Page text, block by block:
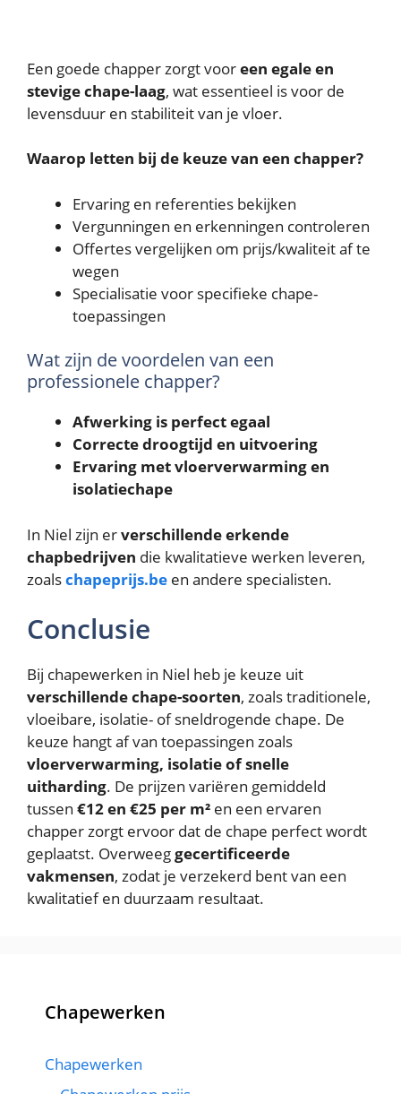
Een goede chapper zorgt vooreen egale en
stevige chape-laag, wat essentieel is voor de
levensduur en stabiliteit van je vloer.
Waarop letten bij de keuze van een chapper?
Ervaring en referenties bekijken
Vergunningen en erkenningen controleren
Offertes vergelijken om prijs/kwaliteit af te
wegen
Specialisatie voor specifieke chape-
toepassingen
Wat zijn de voordelen van een
professionele chapper?
Afwerking is perfect egaal
Correcte droogtijd en uitvoering
Ervaring met vloerverwarming en
isolatiechape
In Niel zijn erverschillende erkende
chapbedrijven die kwalitatieve werken leveren,
zoalschapeprijs.be en andere specialisten.
Conclusie
Bij chapewerken in Niel heb je keuze uit
verschillende chape-soorten, zoals traditionele,
vloeibare, isolatie- of sneldrogende chape. De
keuze hangt af van toepassingen zoals
vloerverwarming, isolatie of snelle
uitharding. De prijzen variëren gemiddeld
tussen €12 en €25 per m² en een ervaren
chapper zorgt ervoor dat de chape perfect wordt
geplaatst. Overweeggecertificeerde
vakmensen, zodat je verzekerd bent van een
kwalitatief en duurzaam resultaat.
Chapewerken
Chapewerken